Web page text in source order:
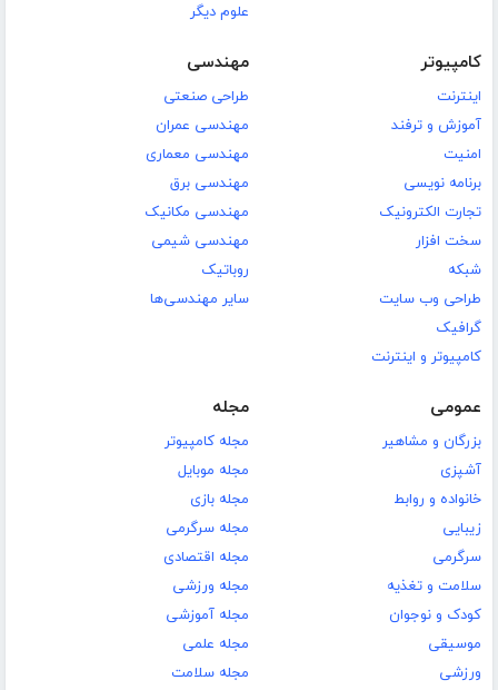
علوم دیگر
کامپیوتر
اینترنت
آموزش و ترفند
امنیت
برنامه نویسی
تجارت الکترونیک
سخت افزار
شبکه
طراحی وب سایت
گرافیک
کامپیوتر و اینترنت
مهندسی
طراحی صنعتی
مهندسی عمران
مهندسی معماری
مهندسی برق
مهندسی مکانیک
مهندسی شیمی
روباتیک
سایر مهندسی‌ها
عمومی
بزرگان و مشاهیر
آشپزی
خانواده و روابط
زیبایی
سرگرمی
سلامت و تغذیه
کودک و نوجوان
موسیقی
ورزشی
مجله
مجله کامپیوتر
مجله موبایل
مجله بازی
مجله سرگرمی
مجله اقتصادی
مجله ورزشی
مجله آموزشی
مجله علمی
مجله سلامت